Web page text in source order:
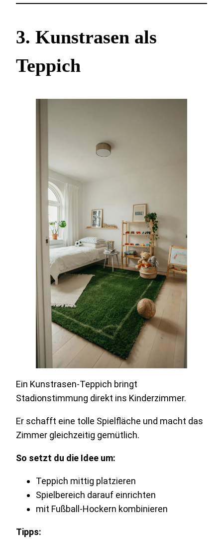
3. Kunstrasen als
Teppich
Ein Kunstrasen-Teppich bringt
Stadionstimmung direkt ins Kinderzimmer.
Er schafft eine tolle Spielfläche und macht das
Zimmer gleichzeitig gemütlich.
So setzt du die Idee um:
Teppich mittig platzieren
Spielbereich darauf einrichten
mit Fußball-Hockern kombinieren
Tipps: